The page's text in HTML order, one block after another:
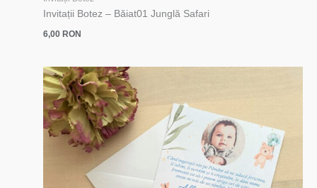
Invitații Botez – Băiat01 Junglă Safari
6,00RON